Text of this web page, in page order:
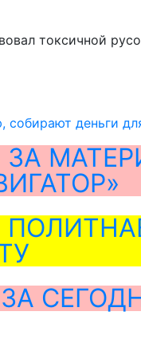
токсичной
деньги